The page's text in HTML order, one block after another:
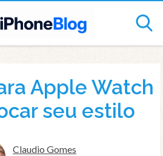
Apple Watch
seu estilo
Claudio Gomes